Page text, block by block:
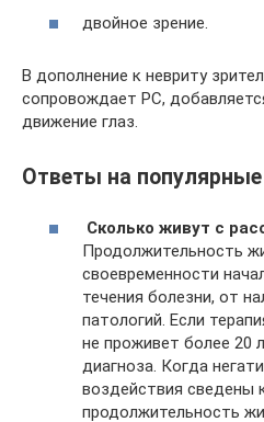
двойное зрение.
В дополнение к невриту
сопровождает РС,
движение глаз.
Ответы на
Сколько живут с
Продолжительность
своевременности
течения болезни, от
патологий. Если
не проживет более 20
диагноза. Когда
воздействия сведены
продолжительность